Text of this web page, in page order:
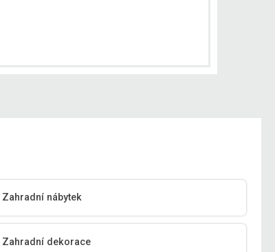
Zahradní nábytek
Zahradní dekorace